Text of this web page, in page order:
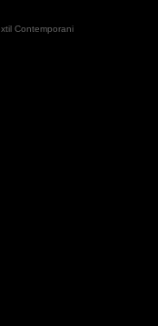
Contemporani